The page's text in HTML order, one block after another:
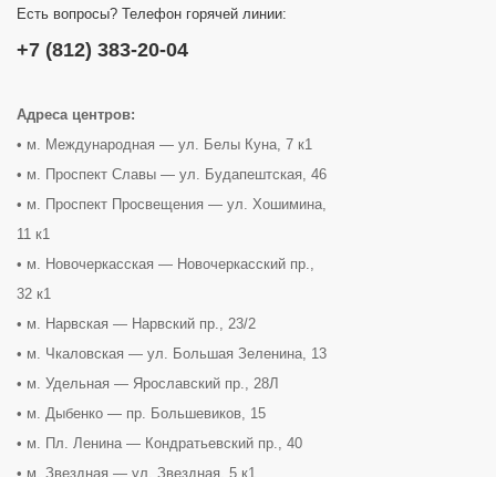
Есть вопросы? Телефон горячей линии:
+7 (812) 383-20-04
Адреса центров:
• м. Международная — ул. Белы Куна, 7 к1
• м. Проспект Славы — ул. Будапештская, 46
• м. Проспект Просвещения — ул. Хошимина,
11 к1
• м. Новочеркасская — Новочеркасский пр.,
32 к1
• м. Нарвская — Нарвский пр., 23/2
• м. Чкаловская — ул. Большая Зеленина, 13
• м. Удельная — Ярославский пр., 28Л
• м. Дыбенко — пр. Большевиков, 15
• м. Пл. Ленина — Кондратьевский пр., 40
• м. Звездная — ул. Звездная, 5 к1